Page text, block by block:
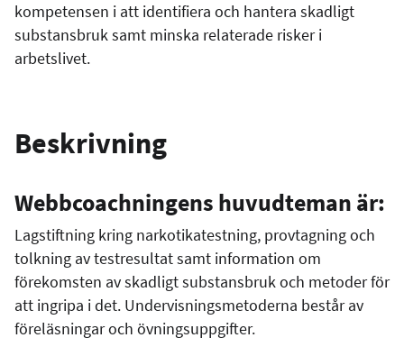
kompetensen i att identifiera och hantera skadligt
substansbruk samt minska relaterade risker i
arbetslivet.
Beskrivning
Webbcoachningens huvudteman är:
Lagstiftning kring narkotikatestning, provtagning och
tolkning av testresultat samt information om
förekomsten av skadligt substansbruk och metoder för
att ingripa i det. Undervisningsmetoderna består av
föreläsningar och övningsuppgifter.